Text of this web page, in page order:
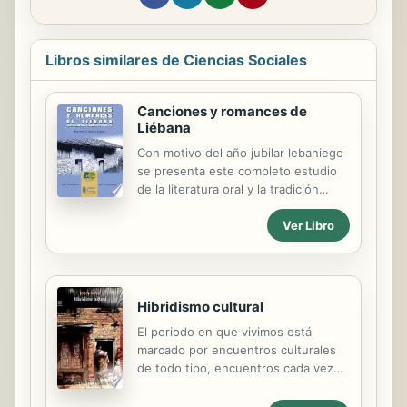
Libros similares de Ciencias Sociales
Canciones y romances de
Liébana
Con motivo del año jubilar lebaniego
se presenta este completo estudio
de la literatura oral y la tradición
musical de Liébana donde se
examinan detenidamente las
tonadas, los romances y sus cantos
parte poética y a la musical.
Ver Libro
Hibridismo cultural
El periodo en que vivimos está
marcado por encuentros culturales
de todo tipo, encuentros cada vez